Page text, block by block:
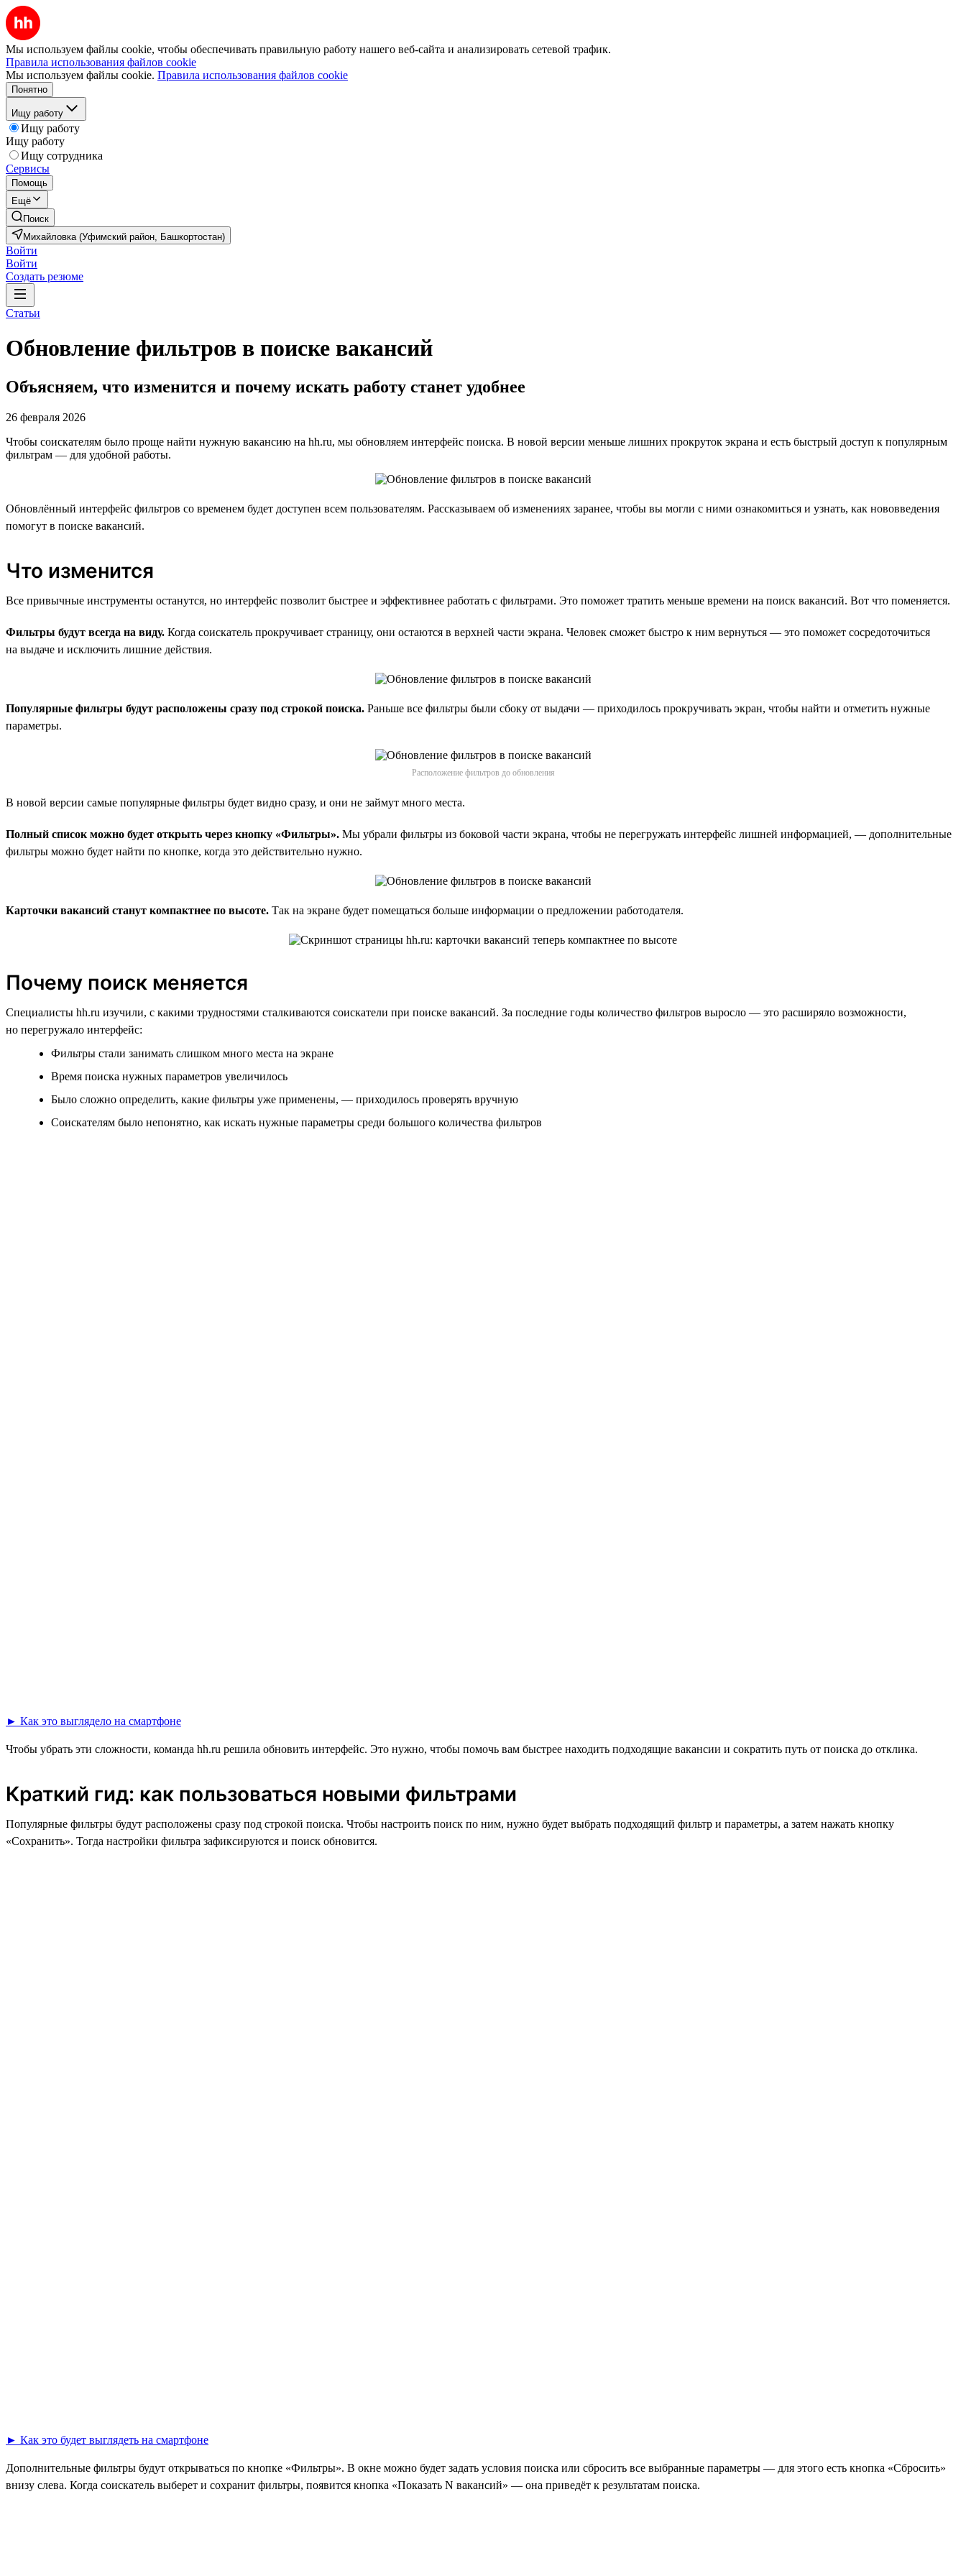
Мы используем файлы cookie, чтобы обеспечивать правильную работу нашего веб-сайта и анализировать сетевой трафик.
Правила использования файлов cookie
Мы используем файлы cookie. Правила использования файлов cookie
Понятно
Ищу работу
Ищу работу
Ищу работу
Ищу сотрудника
Сервисы
Помощь
Ещё
Поиск
Михайловка (Уфимский район, Башкортостан)
Войти
Войти
Создать резюме
Статьи
Обновление фильтров в поиске вакансий
Объясняем, что изменится и почему искать работу станет удобнее
26 февраля 2026
Чтобы соискателям было проще найти нужную вакансию на hh.ru, мы обновляем интерфейс поиска. В новой версии меньше лишних прокруток экрана и есть быстрый доступ к популярным
фильтрам — для удобной работы.
Обновлённый интерфейс фильтров со временем будет доступен всем пользователям. Рассказываем об изменениях заранее, чтобы вы могли с ними ознакомиться и узнать, как нововведения
помогут в поиске вакансий.
Что изменится
Все привычные инструменты останутся, но интерфейс позволит быстрее и эффективнее работать с фильтрами. Это поможет тратить меньше времени на поиск вакансий. Вот что поменяется.
Фильтры будут всегда на виду. Когда соискатель прокручивает страницу, они остаются в верхней части экрана. Человек сможет быстро к ним вернуться — это поможет сосредоточиться
на выдаче и исключить лишние действия.
Популярные фильтры будут расположены сразу под строкой поиска. Раньше все фильтры были сбоку от выдачи — приходилось прокручивать экран, чтобы найти и отметить нужные
параметры.
Расположение фильтров до обновления
В новой версии самые популярные фильтры будет видно сразу, и они не займут много места.
Полный список можно будет открыть через кнопку «Фильтры». Мы убрали фильтры из боковой части экрана, чтобы не перегружать интерфейс лишней информацией, — дополнительные
фильтры можно будет найти по кнопке, когда это действительно нужно.
Карточки вакансий станут компактнее по высоте. Так на экране будет помещаться больше информации о предложении работодателя.
Почему поиск меняется
Специалисты hh.ru изучили, с какими трудностями сталкиваются соискатели при поиске вакансий. За последние годы количество фильтров выросло — это расширяло возможности,
но перегружало интерфейс:
Фильтры стали занимать слишком много места на экране
Время поиска нужных параметров увеличилось
Было сложно определить, какие фильтры уже применены, — приходилось проверять вручную
Соискателям было непонятно, как искать нужные параметры среди большого количества фильтров
► Как это выглядело на смартфоне
Чтобы убрать эти сложности, команда hh.ru решила обновить интерфейс. Это нужно, чтобы помочь вам быстрее находить подходящие вакансии и сократить путь от поиска до отклика.
Краткий гид: как пользоваться новыми фильтрами
Популярные фильтры будут расположены сразу под строкой поиска. Чтобы настроить поиск по ним, нужно будет выбрать подходящий фильтр и параметры, а затем нажать кнопку
«Сохранить». Тогда настройки фильтра зафиксируются и поиск обновится.
► Как это будет выглядеть на смартфоне
Дополнительные фильтры будут открываться по кнопке «Фильтры». В окне можно будет задать условия поиска или сбросить все выбранные параметры — для этого есть кнопка «Сбросить»
внизу слева. Когда соискатель выберет и сохранит фильтры, появится кнопка «Показать N вакансий» — она приведёт к результатам поиска.